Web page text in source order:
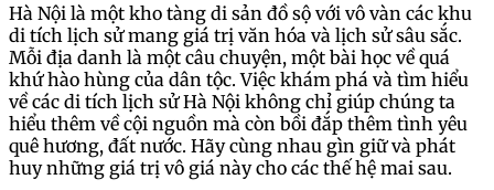
Hà Nội là một kho tàng di sản đồ sộ với vô vàn các khu
di tích lịch sử mang giá trị văn hóa và lịch sử sâu sắc.
Mỗi địa danh là một câu chuyện, một bài học về quá
khứ hào hùng của dân tộc. Việc khám phá và tìm hiểu
về các di tích lịch sử Hà Nội không chỉ giúp chúng ta
hiểu thêm về cội nguồn mà còn bồi đắp thêm tình yêu
quê hương, đất nước. Hãy cùng nhau gìn giữ và phát
huy những giá trị vô giá này cho các thế hệ mai sau.